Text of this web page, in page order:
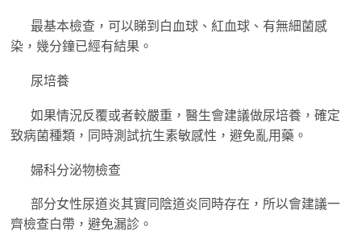
最基本檢查，可以睇到白血球、紅血球、有無細菌感
染，幾分鐘已經有結果。
尿培養
如果情況反覆或者較嚴重，醫生會建議做尿培養，確定
致病菌種類，同時測試抗生素敏感性，避免亂用藥。
婦科分泌物檢查
部分女性尿道炎其實同陰道炎同時存在，所以會建議一
齊檢查白帶，避免漏診。